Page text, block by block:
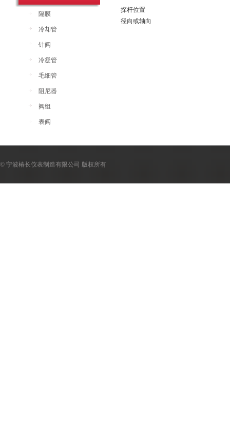
隔膜
冷却管
针阀
冷凝管
毛细管
阻尼器
阀组
表阀
探杆位置
径向或轴向
© 宁波椿长仪表制造有限公司 版权所有